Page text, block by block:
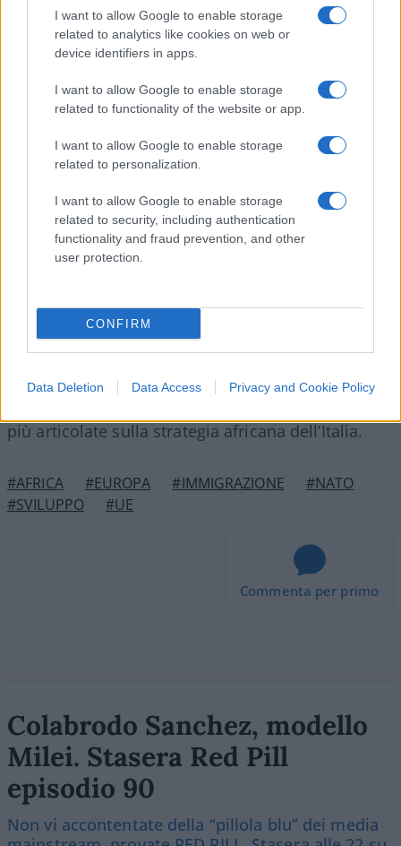
I want to allow Google to enable storage
related to analytics like cookies on web or
device identifiers in apps.
I want to allow Google to enable storage
related to functionality of the website or app.
I want to allow Google to enable storage
related to personalization.
I want to allow Google to enable storage
related to security, including authentication
functionality and fraud prevention, and other
user protection.
CONFIRM
Data Deletion Data Access Privacy and Cookie Policy
considerato destinato al sottosviluppo
permanente ma ora in rapida crescita, e che fa sì
che parte delle loro risorse più scarse (uomini e
donne giovani e preparati) siano costretti a
prendere la strada dell’emigrazione.
In una fase in cui non sono affatto chiare le
prospettive di governo del Paese, sarebbe poco
serio proporre un’iniziativa italiana perché l’Africa
non sia piùFarway, So Close!
di cooperazione. Tuttavia, iniziative come quella
dellaNato Defense College Foundation
applaudire perché riportano anche se solo per
pochi giorni il tema all’attenzione. Nella speranza
più articolate sulla strategia africana dell’Italia.
#AFRICA #EUROPA #IMMIGRAZIONE
#NATO
#SVILUPPO
#UE
Commenta per primo
Colabrodo Sanchez, modello
Milei. Stasera Red Pill
episodio 90
Non vi accontentate della “pillola blu” dei media